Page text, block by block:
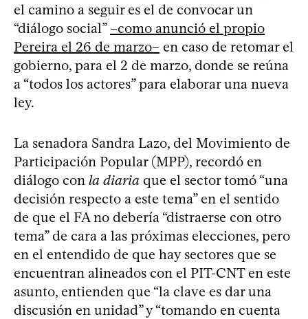
el camino a seguir es el de convocar un
“diálogo social” –como anunció el propio
Pereira el 26 de marzo– en caso de retomar el
gobierno, para el 2 de marzo, donde se reúna
a “todos los actores” para elaborar una nueva
ley.
La senadora Sandra Lazo, del Movimiento de
Participación Popular (MPP), recordó en
diálogo con la diaria que el sector tomó “una
decisión respecto a este tema” en el sentido
de que el FA no debería “distraerse con otro
tema” de cara a las próximas elecciones, pero
en el entendido de que hay sectores que se
encuentran alineados con el PIT-CNT en este
asunto, entienden que “la clave es dar una
discusión en unidad” y “tomando en cuenta